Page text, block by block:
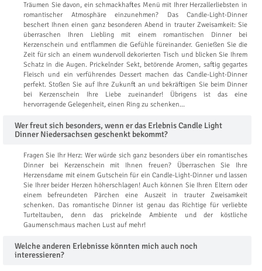
Träumen Sie davon, ein schmackhaftes Menü mit Ihrer Herzallerliebsten in
romantischer Atmosphäre einzunehmen? Das Candle-Light-Dinner
beschert Ihnen einen ganz besonderen Abend in trauter Zweisamkeit: Sie
überraschen Ihren Liebling mit einem romantischen Dinner bei
Kerzenschein und entflammen die Gefühle füreinander. Genießen Sie die
Zeit für sich an einem wundervoll dekorierten Tisch und blicken Sie Ihrem
Schatz in die Augen. Prickelnder Sekt, betörende Aromen, saftig gegartes
Fleisch und ein verführendes Dessert machen das Candle-Light-Dinner
perfekt. Stoßen Sie auf Ihre Zukunft an und bekräftigen Sie beim Dinner
bei Kerzenschein Ihre Liebe zueinander! Übrigens ist das eine
hervorragende Gelegenheit, einen Ring zu schenken…
Wer freut sich besonders, wenn er das Erlebnis Candle Light
Dinner Niedersachsen geschenkt bekommt?
Fragen Sie Ihr Herz: Wer würde sich ganz besonders über ein romantisches
Dinner bei Kerzenschein mit Ihnen freuen? Überraschen Sie Ihre
Herzensdame mit einem Gutschein für ein Candle-Light-Dinner und lassen
Sie Ihrer beider Herzen höherschlagen! Auch können Sie Ihren Eltern oder
einem befreundeten Pärchen eine Auszeit in trauter Zweisamkeit
schenken. Das romantische Dinner ist genau das Richtige für verliebte
Turteltauben, denn das prickelnde Ambiente und der köstliche
Gaumenschmaus machen Lust auf mehr!
Welche anderen Erlebnisse könnten mich auch noch
interessieren?